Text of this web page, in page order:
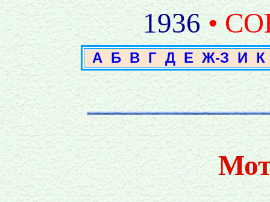
1936 •
А Б В Г Д Е Ж-З И К